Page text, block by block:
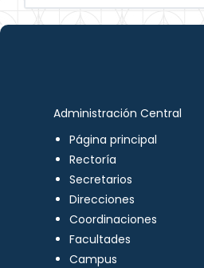
Administración Central
Página principal
Rectoría
Secretarios
Direcciones
Coordinaciones
Facultades
Campus